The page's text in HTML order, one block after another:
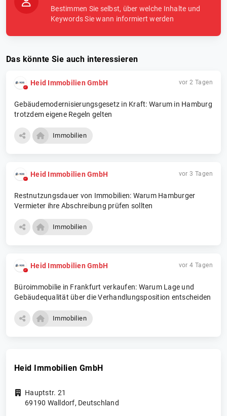
Bestimmen Sie selbst, über welche Inhalte und
Keywords Sie wann informiert werden
Das könnte Sie auch interessieren
Heid Im­mo­bi­li­en­ GmbH vor 2 Tagen
Gebäudemodernisierungsgesetz in Kraft: Warum in Hamburg
trotzdem eigene Regeln gelten
Immobilien
Heid Im­mo­bi­li­en­ GmbH vor 3 Tagen
Restnutzungsdauer von Immobilien: Warum Hamburger
Vermieter ihre Abschreibung prüfen sollten
Immobilien
Heid Im­mo­bi­li­en­ GmbH vor 4 Tagen
Büroimmobilie in Frankfurt verkaufen: Warum Lage und
Gebäudequalität über die Verhandlungsposition entscheiden
Immobilien
Heid Im­mo­bi­li­en­ GmbH
Hauptstr. 21
69190 Walldorf, Deutschland